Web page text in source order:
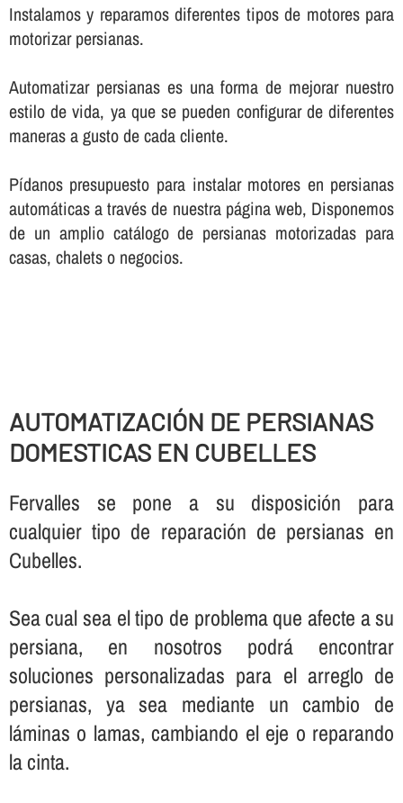
Instalamos y reparamos diferentes tipos de motores para
motorizar persianas.
Automatizar persianas es una forma de mejorar nuestro
estilo de vida, ya que se pueden configurar de diferentes
maneras a gusto de cada cliente.
Pí­danos presupuesto para instalar motores en persianas
automáticas a través de nuestra página web, Disponemos
de un amplio catálogo de persianas motorizadas para
casas, chalets o negocios.
AUTOMATIZACIÓN DE PERSIANAS
DOMESTICAS EN CUBELLES
Fervalles se pone a su disposición para
cualquier tipo de reparación de persianas en
Cubelles.
Sea cual sea el tipo de problema que afecte a su
persiana, en nosotros podrá encontrar
soluciones personalizadas para el arreglo de
persianas, ya sea mediante un cambio de
láminas o lamas, cambiando el eje o reparando
la cinta.